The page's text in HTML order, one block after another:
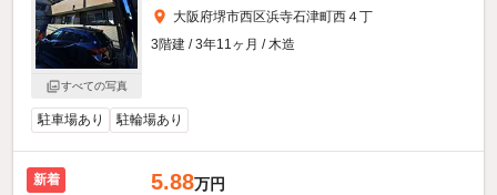
すべての写真
大阪府堺市西区浜寺石津町西４丁
3階建 / 3年11ヶ月 / 木造
駐車場あり 駐輪場あり
新着 5.88万円